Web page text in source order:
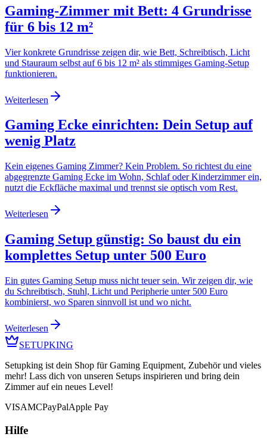
Gaming-Zimmer mit Bett: 4 Grundrisse
für 6 bis 12 m²
Vier konkrete Grundrisse zeigen dir, wie Bett, Schreibtisch, Licht
und Stauraum selbst auf 6 bis 12 m² als stimmiges Gaming-Setup
funktionieren.
Weiterlesen
Gaming Ecke einrichten: Dein Setup auf
wenig Platz
Kein eigenes Gaming Zimmer? Kein Problem. So richtest du eine
abgegrenzte Gaming Ecke im Wohn, Schlaf oder Kinderzimmer ein,
nutzt die Eckfläche maximal und trennst sie optisch vom Rest.
Weiterlesen
Gaming Setup günstig: So baust du ein
komplettes Setup unter 500 Euro
Ein gutes Gaming Setup muss nicht teuer sein. Wir zeigen dir, wie
du Schreibtisch, Stuhl, Licht und Peripherie unter 500 Euro
kombinierst, wo Sparen sinnvoll ist und wo nicht.
Weiterlesen
SETUPKING
Setupking ist dein Shop für Gaming Equipment, Zubehör und vieles
mehr! Lass dich von unseren Setups inspirieren und bring dein
Zimmer auf ein neues Level!
VISAMCPayPalApple Pay
Hilfe